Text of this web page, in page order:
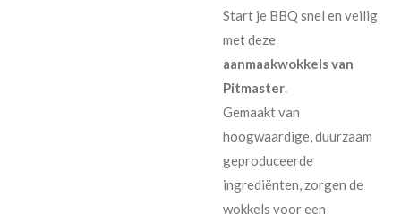
Start je BBQ snel en veilig
met deze
aanmaakwokkels van
Pitmaster.
Gemaakt van
hoogwaardige, duurzaam
geproduceerde
ingrediënten, zorgen de
wokkels voor een